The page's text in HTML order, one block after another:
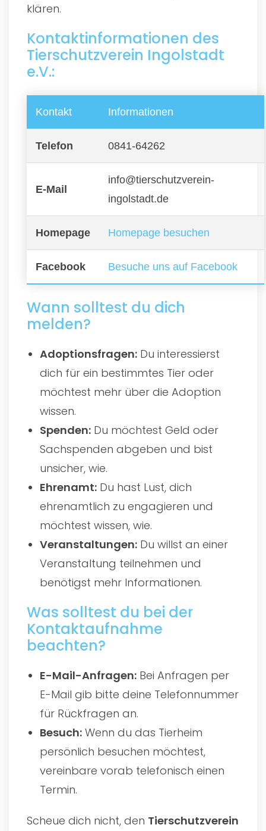
klären.
Kontaktinformationen des
Tierschutzverein Ingolstadt
e.V.:
Kontakt Informationen
Telefon 0841-64262
E-Mail
info@tierschutzverein-
ingolstadt.de
Homepage Homepage besuchen
Facebook Besuche uns auf Facebook
Wann solltest du dich
melden?
Adoptionsfragen: Du interessierst
dich für ein bestimmtes Tier oder
möchtest mehr über die Adoption
wissen.
Spenden: Du möchtest Geld oder
Sachspenden abgeben und bist
unsicher, wie.
Ehrenamt: Du hast Lust, dich
ehrenamtlich zu engagieren und
möchtest wissen, wie.
Veranstaltungen: Du willst an einer
Veranstaltung teilnehmen und
benötigst mehr Informationen.
Was solltest du bei der
Kontaktaufnahme
beachten?
E-Mail-Anfragen: Bei Anfragen per
E-Mail gib bitte deine Telefonnummer
für Rückfragen an.
Besuch: Wenn du das Tierheim
persönlich besuchen möchtest,
vereinbare vorab telefonisch einen
Termin.
Scheue dich nicht, den Tierschutzverein